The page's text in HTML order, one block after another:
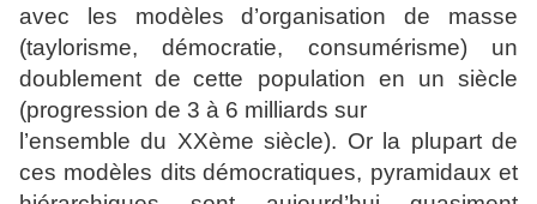
avec les modèles d’organisation de masse
(taylorisme, démocratie, consumérisme) un
doublement de cette population en un siècle
(progression de 3 à 6 milliards sur
l’ensemble du XXème siècle). Or la plupart de
ces modèles dits démocratiques, pyramidaux et